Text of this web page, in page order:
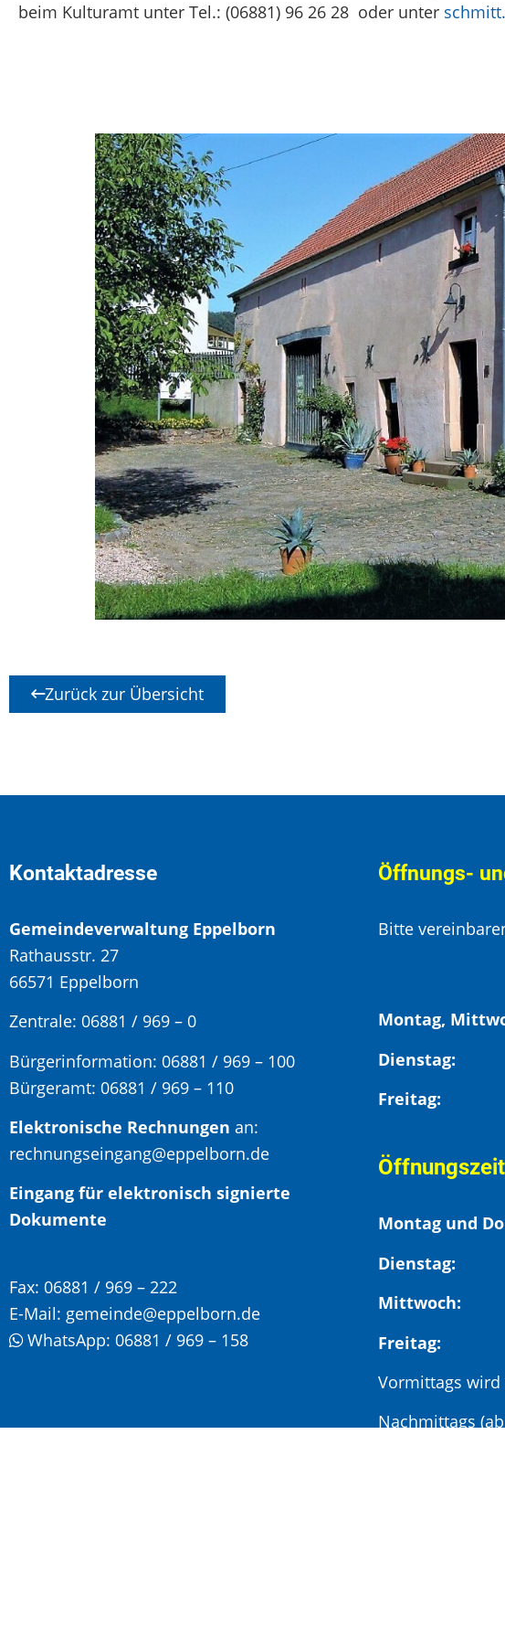
beim Kulturamt unter Tel.: (06881) 96 26 28 oder unter
Zurück zur Übersicht
Kontaktadresse
Gemeindeverwaltung Eppelborn
Rathausstr. 27
66571 Eppelborn
Zentrale: 06881 / 969 – 0
Bürgerinformation: 06881 / 969 – 100
Bürgeramt: 06881 / 969 – 110
Elektronische Rechnungen an:
rechnungseingang@eppelborn.de
Eingang für elektronisch signierte
Dokumente
Fax: 06881 / 969 – 222
E-Mail: gemeinde@eppelborn.de
WhatsApp: 06881 / 969 – 158
Öffnungs-
Bitte
Montag,
Montag und
Dienstag:
Mittwoch:
Vormittags wird
Nachmittags